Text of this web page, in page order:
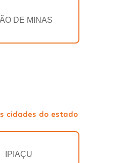
DE MINAS
cidades do estado
IPIAÇU